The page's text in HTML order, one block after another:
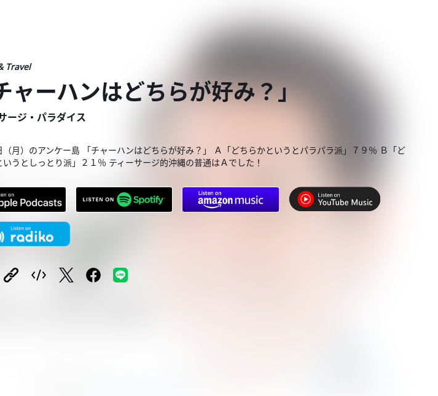
Travel
ャーハンはどちらが好み？」
ージ・パラダイス
（月）のアンケー島 「チャーハンはどちらが好み？」 Ａ「どちらかというとパラパラ派」７９％ Ｂ「ど
いうとしっとり派」２１％ ティーサージ的沖縄の普通はＡでした！